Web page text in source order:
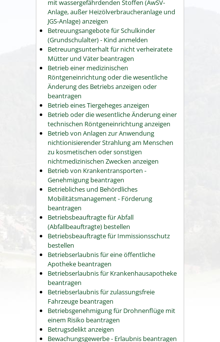
mit wassergefährdenden Stoffen (AwSV-
Anlage, außer Heizölverbraucheranlage und
JGS-Anlage) anzeigen
Betreuungsangebote für Schulkinder
(Grundschulalter) - Kind anmelden
Betreuungsunterhalt für nicht verheiratete
Mütter und Väter beantragen
Betrieb einer medizinischen
Röntgeneinrichtung oder die wesentliche
Änderung des Betriebs anzeigen oder
beantragen
Betrieb eines Tiergeheges anzeigen
Betrieb oder die wesentliche Änderung einer
technischen Röntgeneinrichtung anzeigen
Betrieb von Anlagen zur Anwendung
nichtionisierender Strahlung am Menschen
zu kosmetischen oder sonstigen
nichtmedizinischen Zwecken anzeigen
Betrieb von Krankentransporten -
Genehmigung beantragen
Betriebliches und Behördliches
Mobilitätsmanagement - Förderung
beantragen
Betriebsbeauftragte für Abfall
(Abfallbeauftragte) bestellen
Betriebsbeauftragte für Immissionsschutz
bestellen
Betriebserlaubnis für eine öffentliche
Apotheke beantragen
Betriebserlaubnis für Krankenhausapotheke
beantragen
Betriebserlaubnis für zulassungsfreie
Fahrzeuge beantragen
Betriebsgenehmigung für Drohnenflüge mit
einem Risiko beantragen
Betrugsdelikt anzeigen
Bewachungsgewerbe - Erlaubnis beantragen